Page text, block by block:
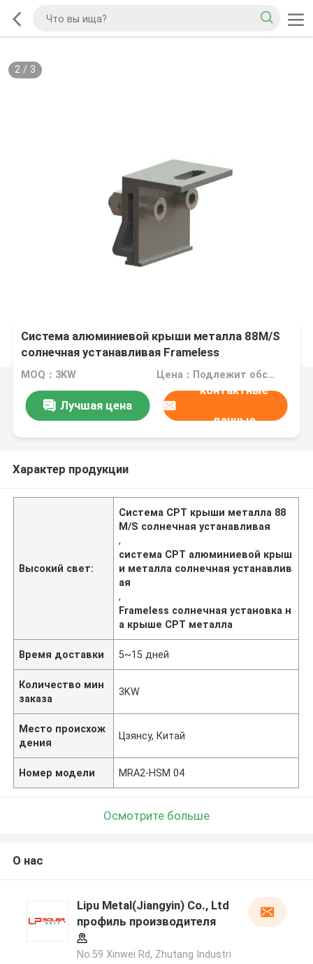
2/ 3
Система алюминиевой крыши металла 88M/S
солнечная устанавливая Frameless
MOQ：3KW Цена：Подлежит обсуждению
Лучшая цена
контактные
данные
Характер продукции
Высокий свет:
Система CPT крыши металла 88
M/S солнечная устанавливая
,
система CPT алюминиевой крыш
и металла солнечная устанавлив
ая
,
Frameless солнечная установка н
а крыше CPT металла
Время доставки 5~15 дней
Количество мин
заказа
3KW
Место происхож
дения
Цзянсу, Китай
Номер модели MRA2-HSM 04
Осмотрите больше
О нас
Lipu Metal(Jiangyin) Co., Ltd
профиль производителя
No.59 Xinwei Rd, Zhutang Industri